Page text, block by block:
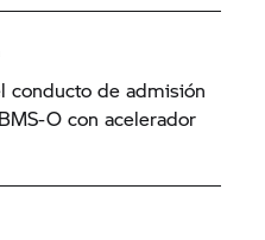
conducto de admisión
O con acelerador